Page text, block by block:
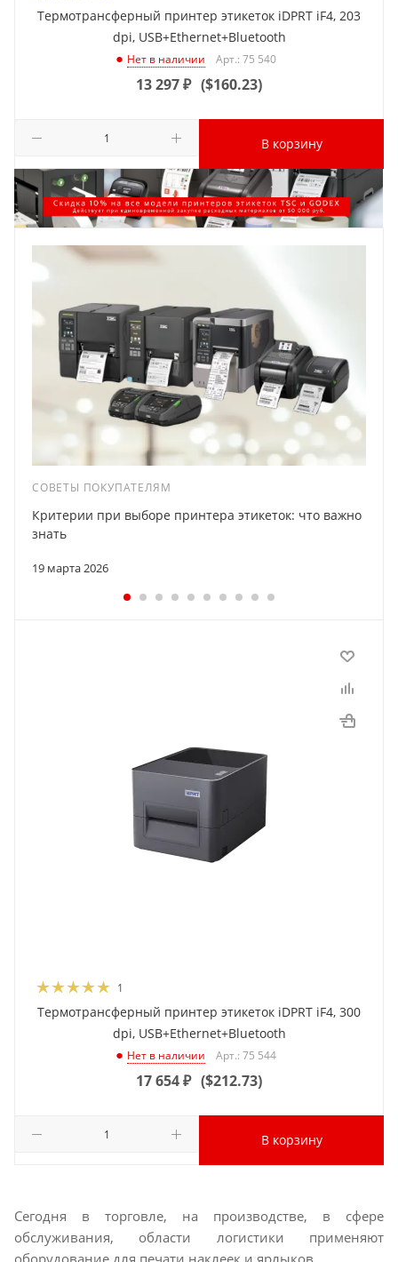
Термотрансферный принтер этикеток iDPRT iF4, 203
dpi, USB+Ethernet+Bluetooth
Нет в наличии Арт.: 75 540
13 297₽ ($160.23)
В корзину
СОВЕТЫ ПОКУПАТЕЛЯМ
19 марта 2026
Критерии при выборе принтера этикеток: что важно
знать
1
Термотрансферный принтер этикеток iDPRT iF4, 300
dpi, USB+Ethernet+Bluetooth
Нет в наличии Арт.: 75 544
17 654₽ ($212.73)
В корзину
Сегодня в торговле, на производстве, в сфере
обслуживания, области логистики применяют
оборудование для печати наклеек и ярлыков.